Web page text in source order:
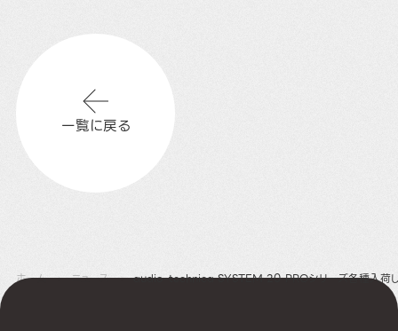
ホーム ニュース audio-technica SYSTEM 20 PROシリーズ各種入荷
一覧に戻る